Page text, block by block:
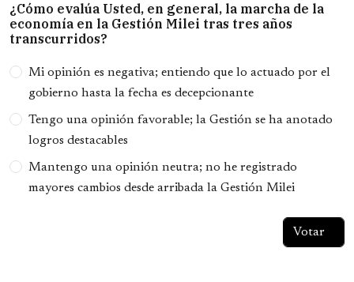
¿Cómo evalúa Usted, en general, la marcha de la
economía en la Gestión Milei tras tres años
transcurridos?
Opciones
Mi opinión es negativa; entiendo que lo actuado por el
gobierno hasta la fecha es decepcionante
Tengo una opinión favorable; la Gestión se ha anotado
logros destacables
Mantengo una opinión neutra; no he registrado
mayores cambios desde arribada la Gestión Milei